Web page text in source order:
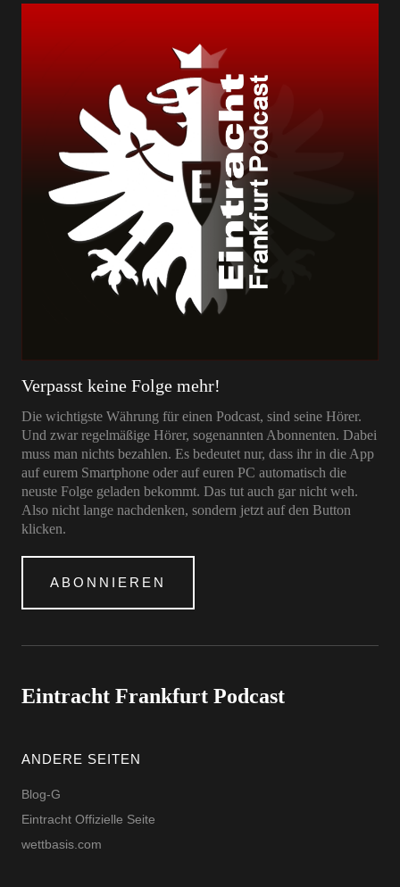
Verpasst keine Folge mehr!
Die wichtigste Währung für einen Podcast, sind seine Hörer.
Und zwar regelmäßige Hörer, sogenannten Abonnenten. Dabei
muss man nichts bezahlen. Es bedeutet nur, dass ihr in die App
auf eurem Smartphone oder auf euren PC automatisch die
neuste Folge geladen bekommt. Das tut auch gar nicht weh.
Also nicht lange nachdenken, sondern jetzt auf den Button
klicken.
ABONNIEREN
Eintracht Frankfurt Podcast
ANDERE SEITEN
Blog-G
Eintracht Offizielle Seite
wettbasis.com